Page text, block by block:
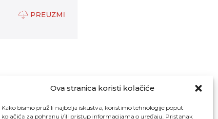
Ova stranica koristi kolačiće
Kako bismo pružili najbolja iskustva, koristimo tehnologije poput
kolačića za pohranu i/ili pristup informacijama o uređaju. Pristanak
PREUZMI